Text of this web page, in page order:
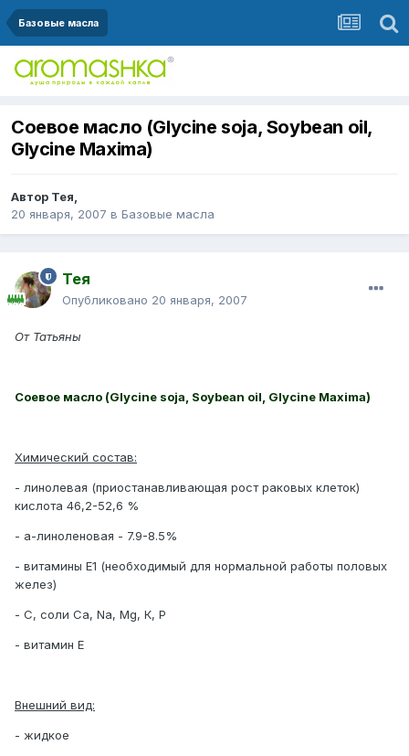
Базовые масла
Соевое масло (Glycine soja, Soybean oil,
Glycine Maxima)
Автор Тея,
20 января, 2007 в Базовые масла
Тея
Опубликовано 20 января, 2007
От Татьяны
Соевое масло (Glycine soja, Soybean oil, Glycine Maxima)
Химический состав:
- линолевая (приостанавливающая рост раковых клеток)
кислота 46,2-52,6 %
- а-линоленовая - 7.9-8.5%
- витамины Е1 (необходимый для нормальной работы половых
желез)
- С, соли Са, Nа, Мg, К, Р
- витамин E
Внешний вид:
- жидкое